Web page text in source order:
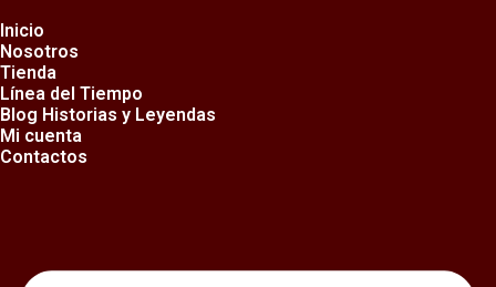
al
contenido
Inicio
Nosotros
Tienda
Línea del Tiempo
Blog Historias y Leyendas
Mi cuenta
Contactos